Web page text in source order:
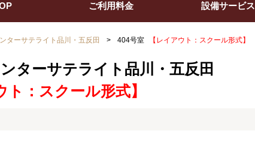
ご利用料金 設備サービス
ターサテライト品川・五反田 > 404号室 【レイアウト：スクール形式】
ターサテライト品川・五反田
ト：スクール形式】